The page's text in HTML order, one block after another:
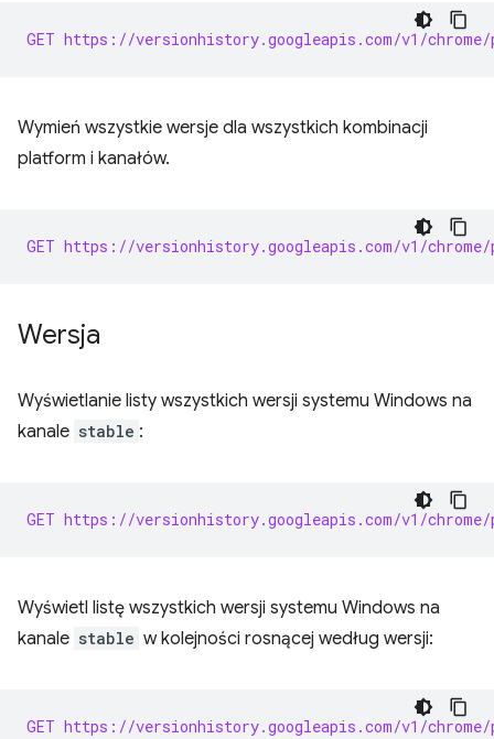
GET https://versionhistory.googleapis.com/v1/
Wymień wszystkie wersje dla wszystkich kombinacji
platform i kanałów.
GET https://versionhistory.googleapis.com/v1/
Wersja
Wyświetlanie listy wszystkich wersji systemu Windows na
kanale stable :
GET https://versionhistory.googleapis.com/v1/
Wyświetl listę wszystkich wersji systemu Windows na
kanale stable w kolejności rosnącej według wersji:
GET https://versionhistory.googleapis.com/v1/